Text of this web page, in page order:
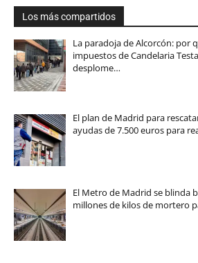
Los más compartidos
La paradoja de Alcorcón: por
impuestos de Candelaria
desplome…
El plan de Madrid para
ayudas de 7.500 euros para
El Metro de Madrid se blinda
millones de kilos de mortero